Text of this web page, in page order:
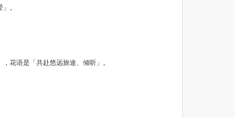
。
，花语是「共赴悠远旅途、倾听」。